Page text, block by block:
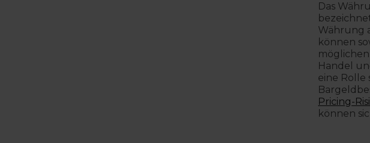
Das
Währung
können
Handel
eine
Pricing-
können